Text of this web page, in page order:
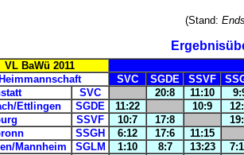
(Stand:
VL BaWü 2011
Heimmannschaft
SVC SGDE SSVF
SVC 20:8 11:10
Ettlingen
SGDE 11:22 10:9
SSVF 10:7 17:8
SSGH 6:12 17:6 11:15
Mannheim
SGLM 1:10 8:7 13:23